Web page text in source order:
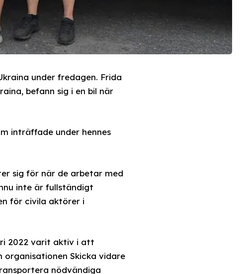
under fredagen. Frida
befann sig i en bil när
inträffade under hennes
sig för när de arbetar med
inte är fullständigt
för civila aktörer i
2022 varit aktiv i att
Skicka vidare
nödvändiga